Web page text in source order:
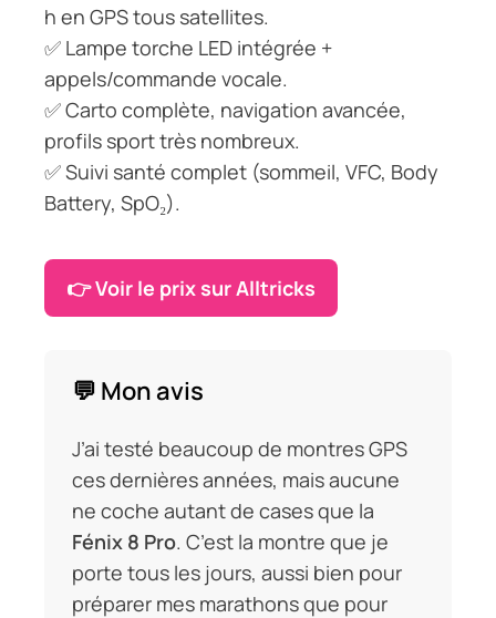
h en GPS tous satellites.
✅ Lampe torche LED intégrée +
appels/commande vocale.
✅ Carto complète, navigation avancée,
profils sport très nombreux.
✅ Suivi santé complet (sommeil, VFC, Body
Battery, SpO₂).
👉 Voir le prix sur Alltricks
💬 Mon avis
J’ai testé beaucoup de montres GPS
ces dernières années, mais aucune
ne coche autant de cases que la
Fénix 8 Pro. C’est la montre que je
porte tous les jours, aussi bien pour
préparer mes marathons que pour